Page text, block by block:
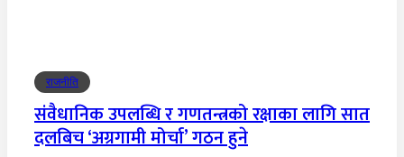
राजनीति
संवैधानिक उपलब्धि र गणतन्त्रको रक्षाका लागि सात
दलबिच ‘अग्रगामी मोर्चा’ गठन हुने